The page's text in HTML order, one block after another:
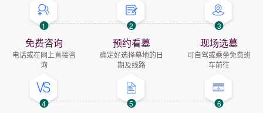
1
免费咨询
电话或在网上直接咨
询
2
预约看墓
确定好选择墓地的日
期及线路
3
现场选墓
可自驾或乘坐免费班
车前往
4 5 6